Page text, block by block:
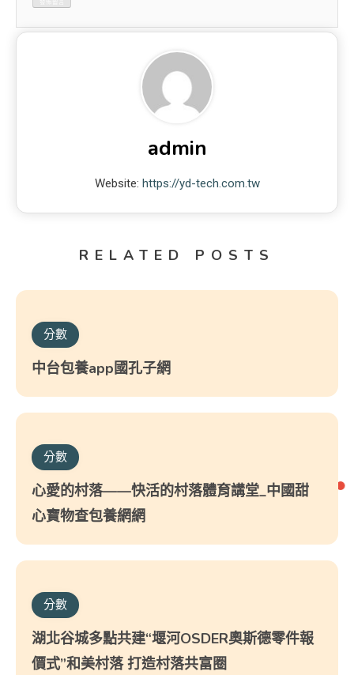
admin
Website: https://yd-tech.com.tw
RELATED POSTS
分數
中台包養app國孔子網
分數
心愛的村落——快活的村落體育講堂_中國甜
心寶物查包養網網
分數
湖北谷城多點共建“堰河OSDER奧斯德零件報
價式”和美村落 打造村落共富圈